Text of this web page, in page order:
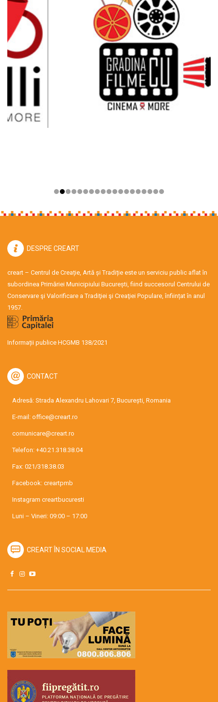
DESPRE CREART
creart – Centrul de Creație, Artă și Tradiție este un serviciu public aflat în
subordinea Primăriei Municipiului București, fiind succesorul Centrului de
Conservare şi Valorificare a Tradiţiei şi Creaţiei Populare, înființat în anul
1957.
Informații publice HCGMB 138/2021
CONTACT
Adresă: Strada Alexandru Lahovari 7, București, Romania
E-mail: office@creart.ro
comunicare@creart.ro
Telefon: +40.21.318.38.04
Fax: 021/318.38.03
Facebook: creartpmb
Instagram creartbucuresti
Luni – Vineri: 09:00 – 17:00
CREART ÎN SOCIAL MEDIA